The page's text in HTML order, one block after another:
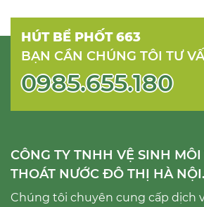
HÚT BỂ PHỐT 663
BẠN CẦN CHÚNG TÔI TƯ
0985.655.180
CÔNG TY TNHH VỆ SINH MÔI
THOÁT NƯỚC ĐÔ THỊ HÀ NỘI.
Chúng tôi chuyên cung cấp dịch